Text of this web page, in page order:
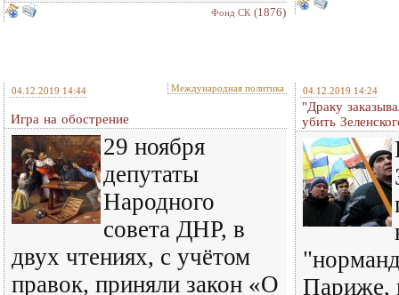
Фонд СК (1876)
04.12.2019 14:44 Международная политика
Игра на обострение
29 ноября
депутаты
Народного
совета ДНР, в
двух чтениях, с учётом
правок, приняли закон «О
04.12.2019 14:24
"Драку
убить
Париже,